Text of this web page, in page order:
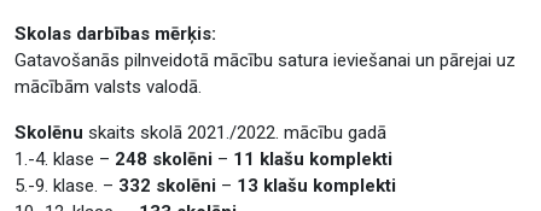
Skolas darbības mērķis:
Gatavošanās pilnveidotā mācību satura ieviešanai un pārejai uz
mācībām valsts valodā.
Skolēnu skaits skolā 2021./2022. mācību gadā
1.-4. klase – 248 skolēni – 11 klašu komplekti
5.-9. klase. – 332 skolēni – 13 klašu komplekti